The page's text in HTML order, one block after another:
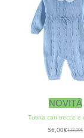
NOVITÀ
Tutina con trecce e
112,00€
56,00€